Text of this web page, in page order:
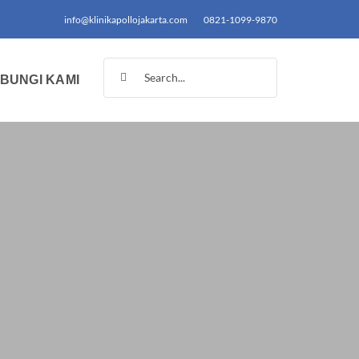
info@klinikapollojakarta.com 0821-1099-9870
KAMI